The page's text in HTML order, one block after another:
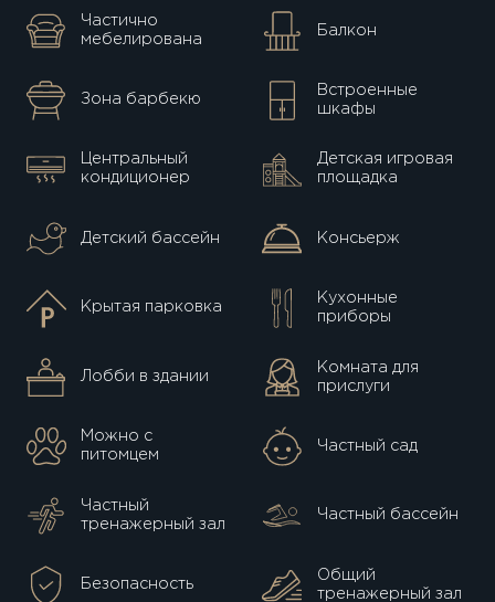
Частично
мебелирована
Балкон
Зона барбекю
Встроенные
шкафы
Центральный
кондиционер
Детская игровая
площадка
Детский бассейн Консьерж
Крытая парковка
Кухонные
приборы
Лобби в здании
Комната для
прислуги
Можно с
питомцем
Частный сад
Частный
тренажерный зал
Частный бассейн
Безопасность
Общий
тренажерный зал